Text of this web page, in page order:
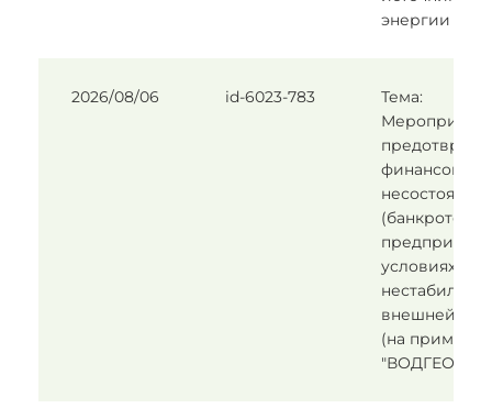
энергии
2026/08/06 id-6023-783
Тема:
финансовой
(банкротства)
условиях
внешней
(на примере
"ВОДГЕО").